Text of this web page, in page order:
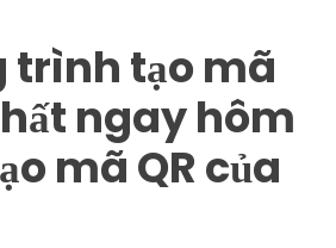
trình tạo mã
ngay hôm
mã QR của